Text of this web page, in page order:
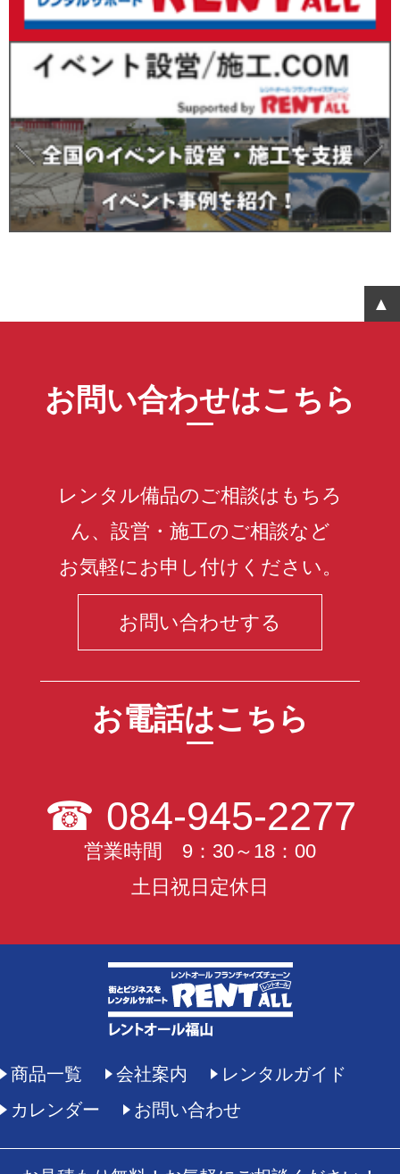
お問い合わせはこちら
レンタル備品のご相談はもちろ
ん、設営・施工のご相談など
お気軽にお申し付けください。
お問い合わせする
お電話はこちら
☎ 084-945-2277
営業時間 9：30～18：00
土日祝日定休日
商品一覧 会社案内
レンタルガイド
カレンダー
お問い合わせ